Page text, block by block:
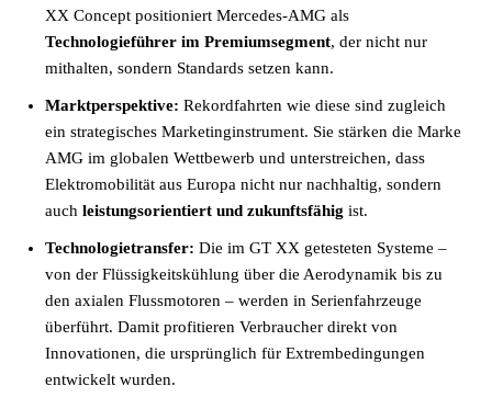
XX Concept positioniert Mercedes-AMG als
Technologieführer im Premiumsegment, der nicht nur
mithalten, sondern Standards setzen kann.
Marktperspektive: Rekordfahrten wie diese sind zugleich
ein strategisches Marketinginstrument. Sie stärken die Marke
AMG im globalen Wettbewerb und unterstreichen, dass
Elektromobilität aus Europa nicht nur nachhaltig, sondern
auch leistungsorientiert und zukunftsfähig ist.
Technologietransfer: Die im GT XX getesteten Systeme –
von der Flüssigkeitskühlung über die Aerodynamik bis zu
den axialen Flussmotoren – werden in Serienfahrzeuge
überführt. Damit profitieren Verbraucher direkt von
Innovationen, die ursprünglich für Extrembedingungen
entwickelt wurden.